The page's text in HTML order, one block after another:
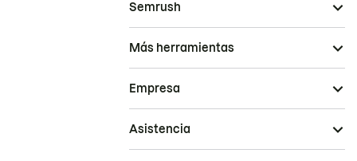
Semrush
Más herramientas
Empresa
Asistencia